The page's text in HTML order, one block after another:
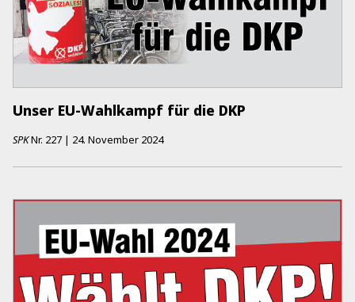
Unser EU-Wahlkampf für die DKP
SPKNr. 227 | 24. November 2024